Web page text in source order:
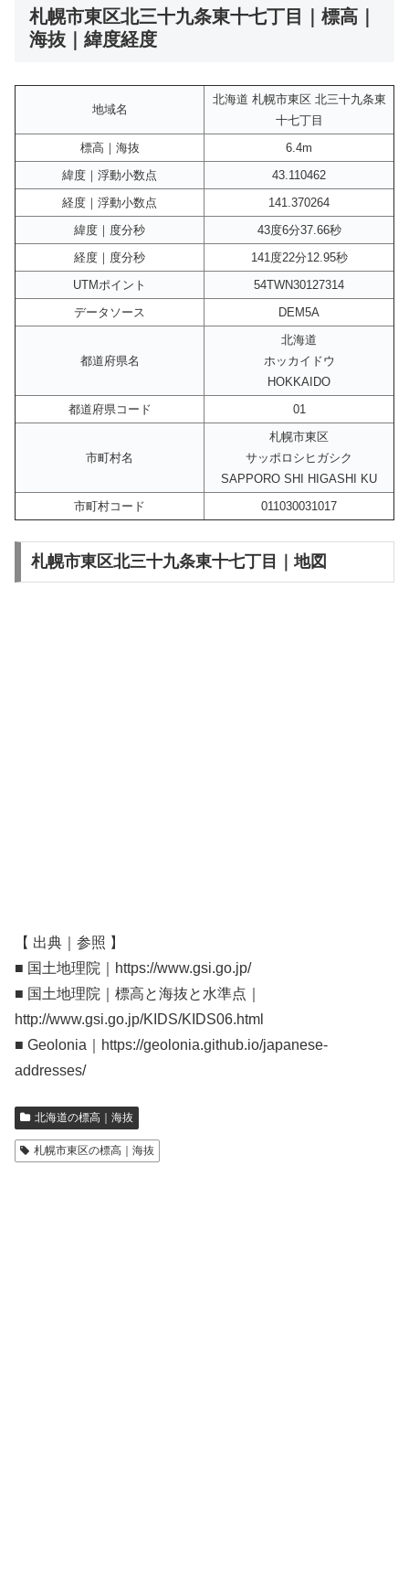
札幌市東区北三十九条東十七丁目｜標高｜
海抜｜緯度経度
地域名
北海道 札幌市東区 北三十九条東
十七丁目
標高｜海抜
6.4m
緯度｜浮動小数点
43.110462
経度｜浮動小数点
141.370264
緯度｜度分秒
43度6分37.66秒
経度｜度分秒
141度22分12.95秒
UTMポイント
54TWN30127314
データソース
DEM5A
都道府県名
北海道
ホッカイドウ
HOKKAIDO
都道府県コード
01
市町村名
札幌市東区
サッポロシヒガシク
SAPPORO SHI HIGASHI KU
市町村コード
011030031017
札幌市東区北三十九条東十七丁目｜地図
【 出典｜参照 】
■ 国土地理院｜https://www.gsi.go.jp/
■ 国土地理院｜標高と海抜と水準点｜
http://www.gsi.go.jp/KIDS/KIDS06.html
■ Geolonia｜https://geolonia.github.io/japanese-
addresses/
北海道の標高｜海抜
札幌市東区の標高｜海抜